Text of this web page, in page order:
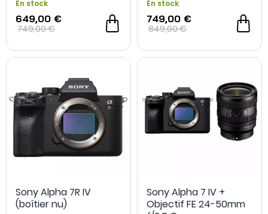
En stock
649,00 €
749,00 €
En stock
749,00 €
849,00 €
Sony Alpha 7R IV
(boîtier nu)
Sony Alpha 7 IV +
Objectif FE 24-50mm